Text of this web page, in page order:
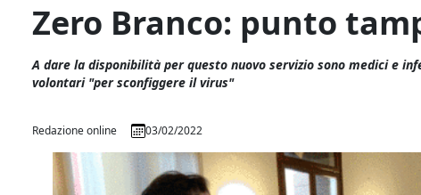
Zero Branco: punto
A dare la disponibilità per questo nuovo servizio sono medici e
volontari "per sconfiggere il virus"
Redazione online 03/02/2022